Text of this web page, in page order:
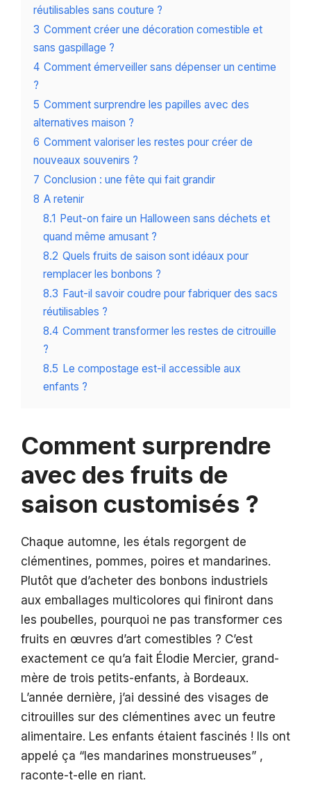
réutilisables sans couture ?
3 Comment créer une décoration comestible et
sans gaspillage ?
4 Comment émerveiller sans dépenser un centime
?
5 Comment surprendre les papilles avec des
alternatives maison ?
6 Comment valoriser les restes pour créer de
nouveaux souvenirs ?
7 Conclusion : une fête qui fait grandir
8 A retenir
8.1 Peut-on faire un Halloween sans déchets et
quand même amusant ?
8.2 Quels fruits de saison sont idéaux pour
remplacer les bonbons ?
8.3 Faut-il savoir coudre pour fabriquer des sacs
réutilisables ?
8.4 Comment transformer les restes de citrouille
?
8.5 Le compostage est-il accessible aux
enfants ?
Comment surprendre
avec des fruits de
saison customisés ?
Chaque automne, les étals regorgent de
clémentines, pommes, poires et mandarines.
Plutôt que d’acheter des bonbons industriels
aux emballages multicolores qui finiront dans
les poubelles, pourquoi ne pas transformer ces
fruits en œuvres d’art comestibles ? C’est
exactement ce qu’a fait Élodie Mercier, grand-
mère de trois petits-enfants, à Bordeaux.
L’année dernière, j’ai dessiné des visages de
citrouilles sur des clémentines avec un feutre
alimentaire. Les enfants étaient fascinés ! Ils ont
appelé ça “les mandarines monstrueuses” ,
raconte-t-elle en riant.